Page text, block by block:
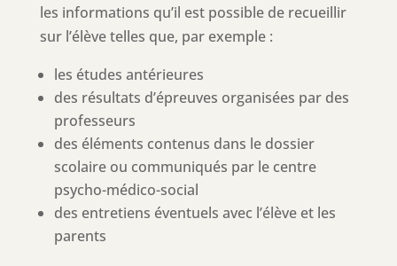
les informations qu’il est possible de recueillir
sur l’élève telles que, par exemple :
les études antérieures
des résultats d’épreuves organisées par des
professeurs
des éléments contenus dans le dossier
scolaire ou communiqués par le centre
psycho-médico-social
des entretiens éventuels avec l’élève et les
parents